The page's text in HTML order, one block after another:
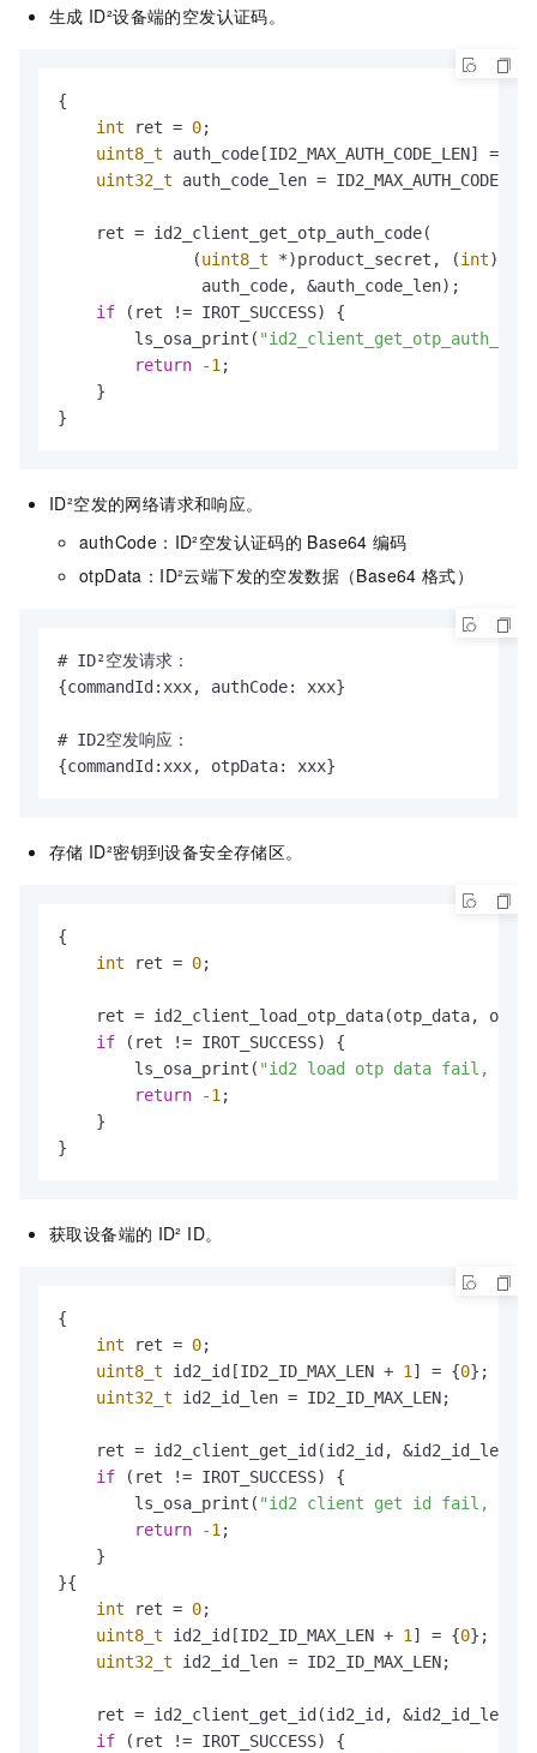
生成 ID²设备端的空发认证码。
{
int ret = 0;
uint8_t auth_code[ID2_MAX_AUTH_CODE_LEN] = {
uint32_t auth_code_len =
    ret = id2_client_get_otp_auth_code(
              (
uint8_t *)product_secret, (int)
               auth_code, &auth_code_len);
if (ret != IROT_SUCCESS) {
        ls_osa_print(
return
-1;
    }
}
ID²空发的网络请求和响应。
authCode：ID²空发认证码的 Base64 编码
otpData：ID²云端下发的空发数据（Base64 格式）
# ID²空发请求：
{commandId:xxx, authCode: xxx}
# ID2空发响应：
{commandId:xxx, otpData: xxx}
存储 ID²密钥到设备安全存储区。
{
int ret = 0;
ret = id2_client_load_otp_data(otp_data,
if (ret != IROT_SUCCESS) {
        ls_osa_print(
"id2 load otp data fail,
return
-1;
    }
}
获取设备端的 ID² ID。
{
int ret = 0;
uint8_t id2_id[ID2_ID_MAX_LEN + 1] = {0};
uint32_t id2_id_len = ID2_ID_MAX_LEN;
    ret = id2_client_get_id(id2_id, &id2_id_len);
if (ret != IROT_SUCCESS) {
        ls_osa_print(
"id2 client get id fail,
return
-1;
    }
}{
int ret = 0;
uint8_t id2_id[ID2_ID_MAX_LEN + 1] = {0};
uint32_t id2_id_len = ID2_ID_MAX_LEN;
    ret = id2_client_get_id(id2_id, &id2_id_len);
if (ret != IROT_SUCCESS) {